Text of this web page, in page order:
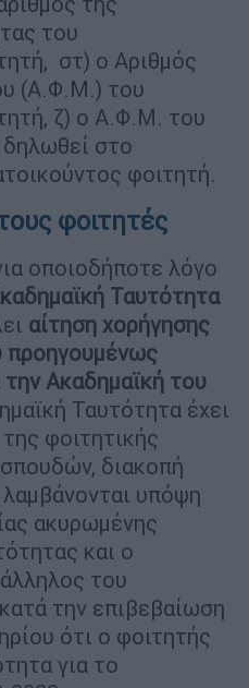
του
στ) ο Αριθμός
(Α.Φ.Μ.) του
ζ) ο Α.Φ.Μ. του
στο
φοιτητή.
φοιτητές
οποιοδήποτε λόγο
Ταυτότητα
αίτηση χορήγησης
προηγουμένως
την Ακαδημαϊκή του
Ταυτότητα έχει
φοιτητικής
διακοπή
υπόψη
ακυρωμένης
και ο
του
την επιβεβαίωση
ότι ο φοιτητής
για το